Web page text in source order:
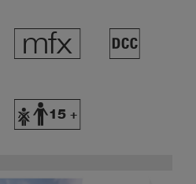
e §
Y